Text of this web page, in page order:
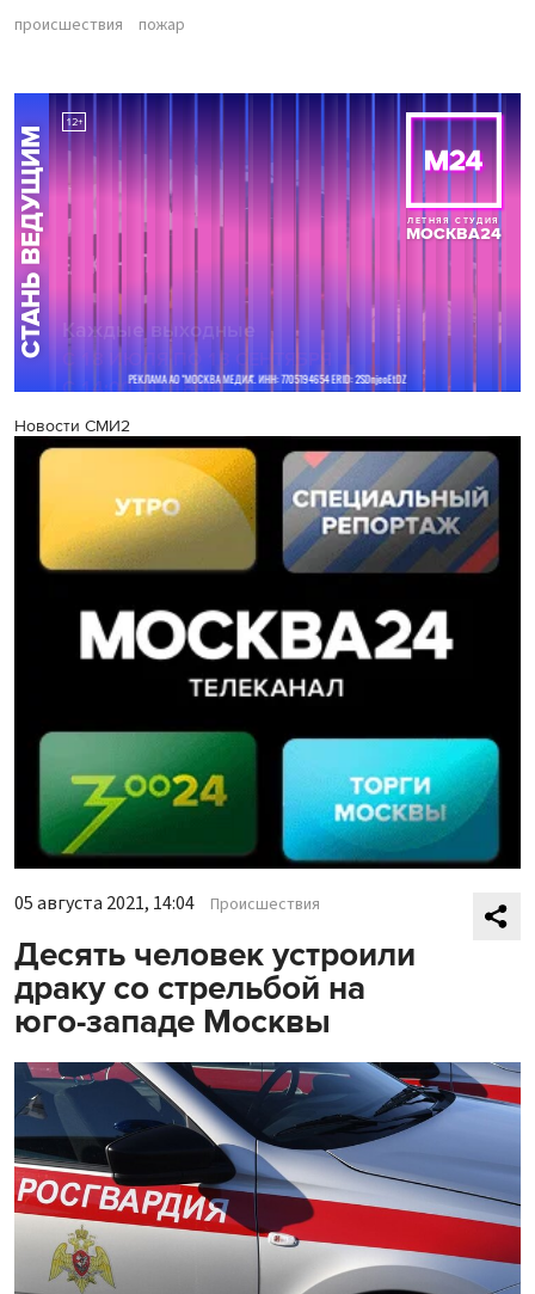
происшествия пожар
Новости СМИ2
05 августа 2021, 14:04 Происшествия
Десять человек устроили
драку со стрельбой на
юго-западе Москвы